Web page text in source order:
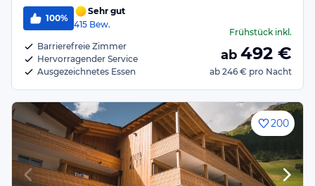
100%
Sehr gut
415 Bew.
Barrierefreie Zimmer
Hervorragender Service
Ausgezeichnetes Essen
Frühstückinkl.
ab 492 €
ab 246 € pro Nacht
200